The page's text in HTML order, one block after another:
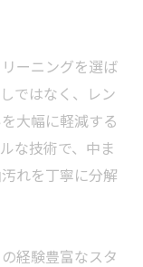
ーニングを選ば
ではなく、レン
大幅に軽減する
な技術で、中ま
れを丁寧に分解
経験豊富なスタ